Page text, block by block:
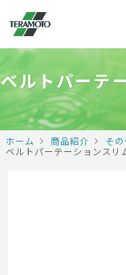
ベルトパーテ
ホーム 商品紹介 そ
ベルトパーテーションス